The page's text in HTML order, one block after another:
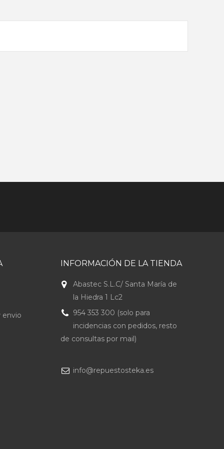
envio
INFORMACIÓN DE LA TIENDA
Abastec S.L.C/ Santa María de
la Hiedra 1 Lc2
954 353 300 (solo para
incidencias con pedidos, resto
de consultas por mail)
info@repuestosteka.es